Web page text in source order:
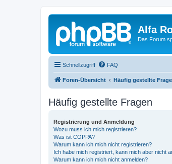
Alfa
Das Forum
Schnellzugriff FAQ
Foren-Übersicht Häufig gestellte
Häufig gestellte Fragen
Registrierung und Anmeldung
Wozu muss ich mich registrieren?
Was ist COPPA?
Warum kann ich mich nicht registrieren?
Ich habe mich registriert, kann mich aber nicht
Warum kann ich mich nicht anmelden?